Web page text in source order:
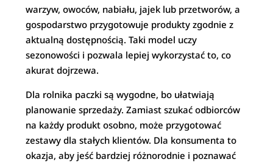
warzyw, owoców, nabiału, jajek lub przetworów, a
gospodarstwo przygotowuje produkty zgodnie z
aktualną dostępnością. Taki model uczy
sezonowości i pozwala lepiej wykorzystać to, co
akurat dojrzewa.
Dla rolnika paczki są wygodne, bo ułatwiają
planowanie sprzedaży. Zamiast szukać odbiorców
na każdy produkt osobno, może przygotować
zestawy dla stałych klientów. Dla konsumenta to
okazja, aby jeść bardziej różnorodnie i poznawać